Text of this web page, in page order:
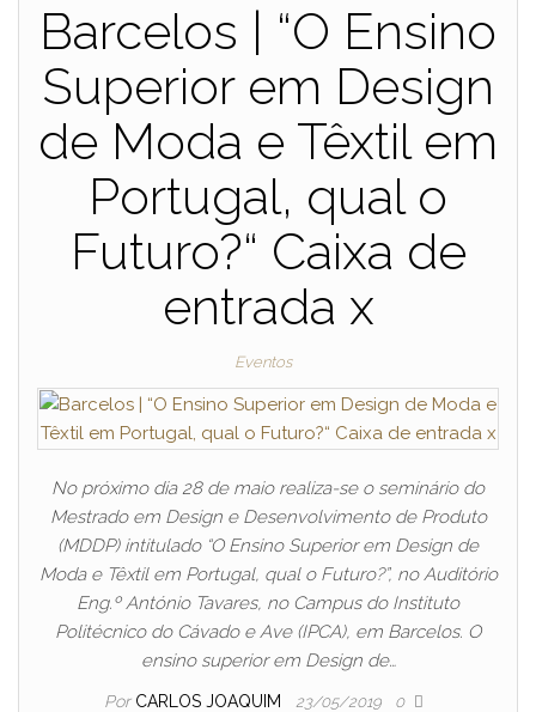
Barcelos | “O Ensino
Superior em Design
de Moda e Têxtil em
Portugal, qual o
Futuro?“ Caixa de
entrada x
Eventos
No próximo dia 28 de maio realiza-se o seminário do
Mestrado em Design e Desenvolvimento de Produto
(MDDP) intitulado “O Ensino Superior em Design de
Moda e Têxtil em Portugal, qual o Futuro?”, no Auditório
Eng.º António Tavares, no Campus do Instituto
Politécnico do Cávado e Ave (IPCA), em Barcelos. O
ensino superior em Design de…
Por CARLOS JOAQUIM 23/05/2019 0